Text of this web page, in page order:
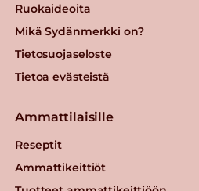
Ruokaideoita
Mikä Sydänmerkki on?
Tietosuojaseloste
Tietoa evästeistä
Ammattilaisille
Reseptit
Ammattikeittiöt